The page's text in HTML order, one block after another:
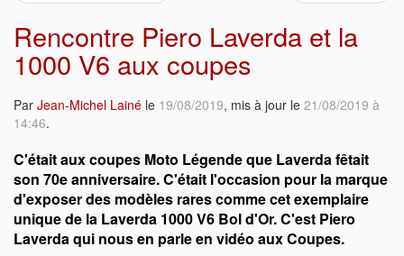
Rencontre Piero Laverda et la
1000 V6 aux coupes
Par Jean-Michel Lainé le 19/08/2019, mis à jour le 21/08/2019 à
14:46.
C'était aux coupes Moto Légende que Laverda fêtait
son 70e anniversaire. C'était l'occasion pour la marque
d'exposer des modèles rares comme cet exemplaire
unique de la Laverda 1000 V6 Bol d'Or. C'est Piero
Laverda qui nous en parle en vidéo aux Coupes.